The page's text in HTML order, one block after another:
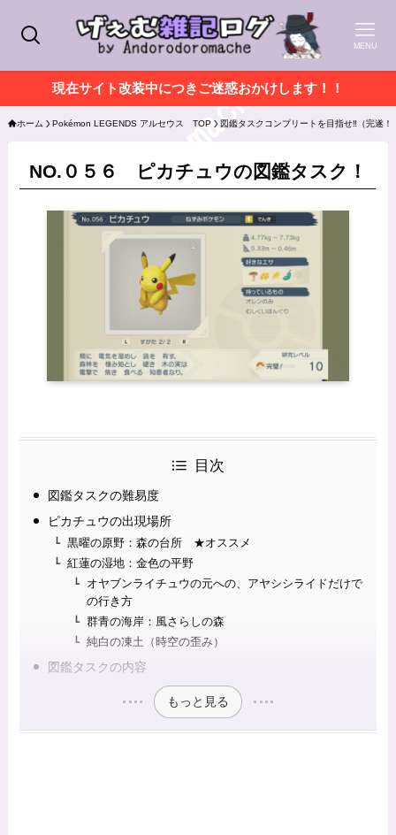
MENU
現在サイト改装中につきご迷惑おかけします！！
ホーム Pokémon LEGENDS アルセウス TOP 図鑑タスクコンプリートを目指せ‼（完遂！
NO.０５６ ピカチュウの図鑑タスク！
目次
図鑑タスクの難易度
ピカチュウの出現場所
黒曜の原野：森の台所 ★オススメ
紅蓮の湿地：金色の平野
オヤブンライチュウの元への、アヤシシライドだけで
の行き方
群青の海岸：風さらしの森
純白の凍土（時空の歪み）
図鑑タスクの内容
もっと見る